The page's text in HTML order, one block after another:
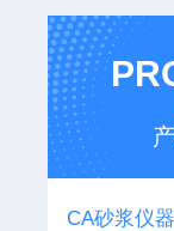
CA砂浆仪